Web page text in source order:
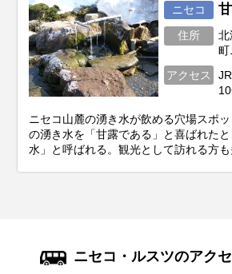
ニセコ
住所
北
町
アクセス
ニセコ山麓の湧き水が飲める穴場スポ
の湧き水を「甘露である」と喜ばれた
水」と呼ばれる。観光として訪れる方も
ニセコ・ルスツのアク